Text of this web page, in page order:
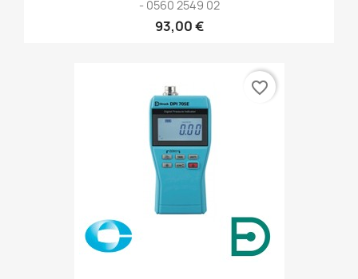
- 0560 2549 02
93,00 €
favorite_border